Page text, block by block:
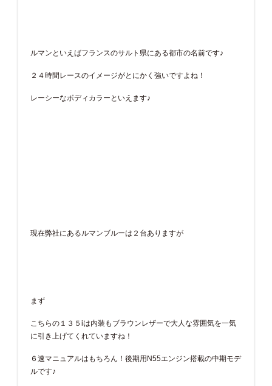
ルマンといえばフランスのサルト県にある都市の名前です♪
２４時間レースのイメージがとにかく強いですよね！
レーシーなボディカラーといえます♪
現在弊社にあるルマンブルーは２台ありますが
まず
こちらの１３５iは内装もブラウンレザーで大人な雰囲気を一気
に引き上げてくれていますね！
６速マニュアルはもちろん！後期用N55エンジン搭載の中期モデ
ルです♪